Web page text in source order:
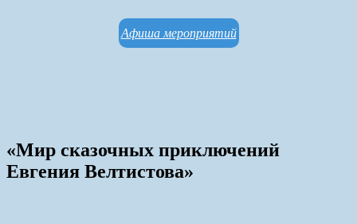
Афиша мероприятий
«Мир сказочных приключений
Евгения Велтистова»